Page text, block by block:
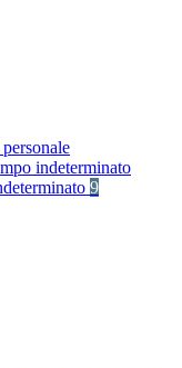
indeterminato
9